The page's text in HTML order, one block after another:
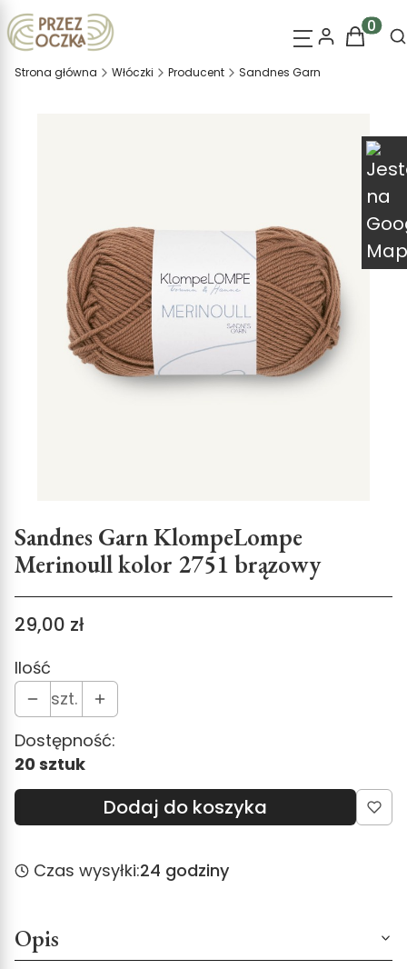
Strona główna Włóczki Producent Sandnes Garn
Sandnes Garn KlompeLompe
Merinoull kolor 2751 brązowy
Cena
29,00 zł
Ilość
szt.
Dostępność:
20 sztuk
Dodaj do koszyka
Czas wysyłki:24 godziny
Opis